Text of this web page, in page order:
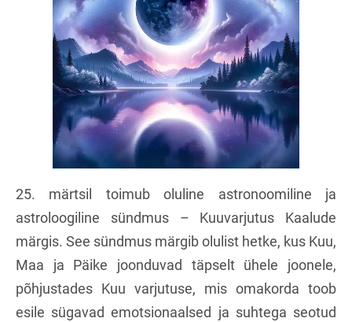
25. märtsil toimub oluline astronoomiline ja
astroloogiline sündmus – Kuuvarjutus Kaalude
märgis. See sündmus märgib olulist hetke, kus Kuu,
Maa ja Päike joonduvad täpselt ühele joonele,
põhjustades Kuu varjutuse, mis omakorda toob
esile sügavad emotsionaalsed ja suhtega seotud